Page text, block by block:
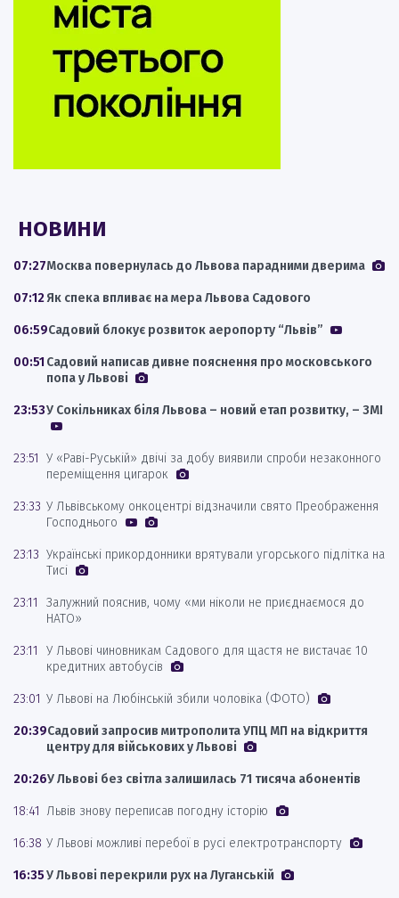
НОВИНИ
07:27Москва повернулась до Львова парадними дверима
07:12Як спека впливає на мера Львова Садового
06:59Садовий блокує розвиток аеропорту “Львів”
00:51 Садовий написав дивне пояснення про московського
попа у Львові
23:53У Сокільниках біля Львова – новий етап розвитку, – ЗМІ
23:51 У «Раві-Руській» двічі за добу виявили спроби незаконного
переміщення цигарок
23:33 У Львівському онкоцентрі відзначили свято Преображення
Господнього
23:13 Українські прикордонники врятували угорського підлітка на
Тисі
23:11
Залужний пояснив, чому «ми ніколи не приєднаємося до
НАТО»
23:11
У Львові чиновникам Садового для щастя не вистачає 10
кредитних автобусів
23:01 У Львові на Любінській збили чоловіка (ФОТО)
20:39Садовий запросив митрополита УПЦ МП на відкриття
центру для військових у Львові
20:26У Львові без світла залишилась 71 тисяча абонентів
18:41 Львів знову переписав погодну історію
16:38 У Львові можливі перебої в русі електротранспорту
16:35У Львові перекрили рух на Луганській